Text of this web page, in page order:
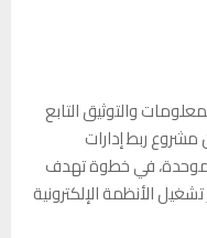
والتوثيق التابع
مشروع ربط إدارات
موحدة، في خطوة تهدف
الأنظمة الإلكترونية